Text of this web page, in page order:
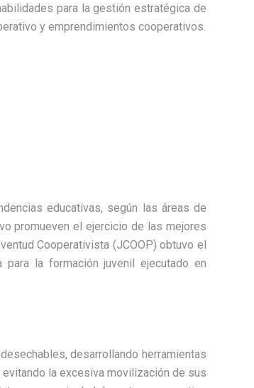
para la gestión estratégica de
y emprendimientos cooperativos.
educativas, según las áreas de
promueven el ejercicio de las mejores
Cooperativista (JCOOP) obtuvo el
la formación juvenil ejecutado en
desarrollando herramientas
la excesiva movilización de sus